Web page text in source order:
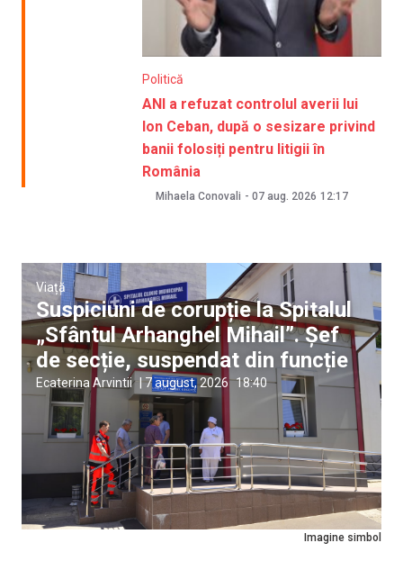
Politică
ANI a refuzat controlul averii lui
Ion Ceban, după o sesizare privind
banii folosiți pentru litigii în
România
Mihaela Conovali - 07 aug. 2026 12:17
Imagine simbol
Viață
Suspiciuni de corupție la Spitalul
„Sfântul Arhanghel Mihail”. Șef
de secție, suspendat din funcție
Ecaterina Arvintii | 7 august, 2026 18:40